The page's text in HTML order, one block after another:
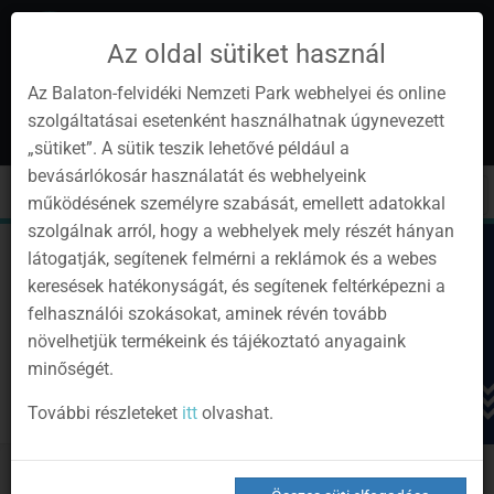
Instagram
YoutubeFacebookProgramok
Hírlevél
hu
Toggle
cart
Toggle
navigation
Bejelentkezés
Az oldal sütiket használ
Az Balaton-felvidéki Nemzeti Park webhelyei és online
szolgáltatásai esetenként használhatnak úgynevezett
„sütiket”. A sütik teszik lehetővé például a
bevásárlókosár használatát és webhelyeink
működésének személyre szabását, emellett adatokkal
szolgálnak arról, hogy a webhelyek mely részét hányan
látogatják, segítenek felmérni a reklámok és a webes
keresések hatékonyságát, és segítenek feltérképezni a
felhasználói szokásokat, aminek révén tovább
növelhetjük termékeink és tájékoztató anyagaink
minőségét.
További részleteket ittolvashat.